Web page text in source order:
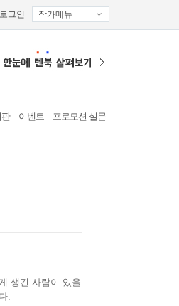
로그인 작가메뉴
이벤트 프로모션 설문
생긴 사람이 있을
.